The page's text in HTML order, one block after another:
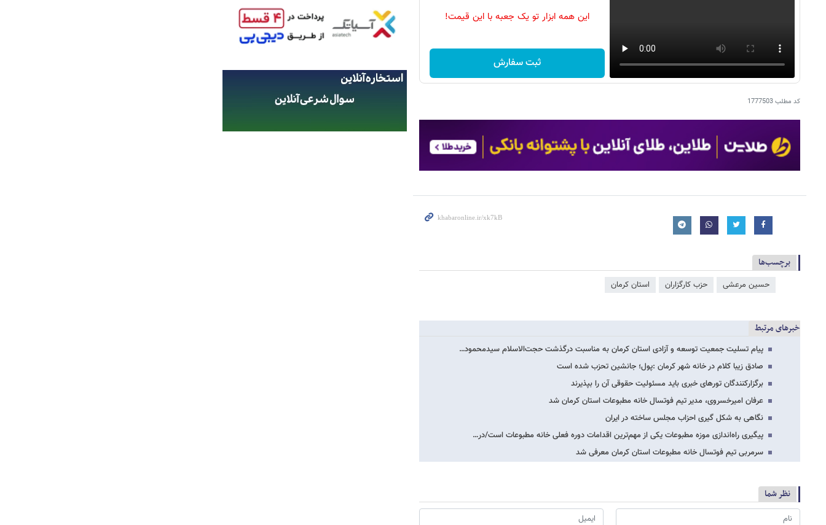
این همه ابزار تو یک جعبه با این قیمت!
ثبت سفارش
کد مطلب1777503
برچسب‌ها
حسین مرعشی حزب کارگزاران استان کرمان
خبرهای مرتبط
پیام تسلیت جمعیت توسعه و آزادی استان کرمان به مناسبت درگذشت حجت‌الاسلام سیدمحمود…
صادق زیبا کلام در خانه شهر کرمان :پول؛ جانشین تحزب شده است
برگزارکنندگان تورهای خبری باید مسئولیت حقوقی آن را بپذیرند
عرفان امیرخسروی، مدیر تیم فوتسال خانه مطبوعات استان کرمان شد
نگاهی به شکل گیری احزاب مجلس ساخته در ایران
پیگیری راه‌اندازی موزه مطبوعات یکی از مهم‌ترین اقدامات دوره فعلی خانه مطبوعات است/در…
سرمربی تیم فوتسال خانه مطبوعات استان کرمان معرفی شد
نظر شما